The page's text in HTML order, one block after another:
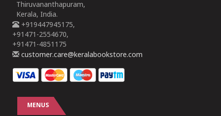
Thiruvananthapuram,
Kerala, India.
+919447945175,
+91471-2554670,
+91471-4851175
customer.care@keralabookstore.com
MENUS